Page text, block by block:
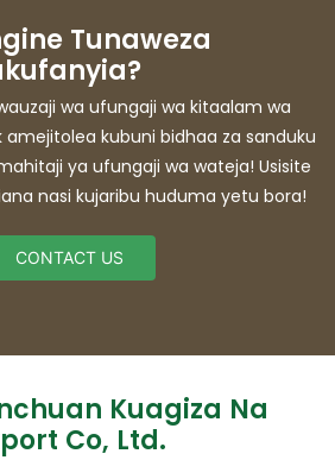
Tunaweza
wa ufungaji wa kitaalam wa
kubuni bidhaa za sanduku
ya ufungaji wa wateja! Usisite
nasi kujaribu huduma yetu bora!
CONTACT US
Kuagiza Na
Co, Ltd.